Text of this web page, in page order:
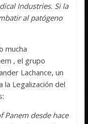
Industries. Si la
al patógeno
mucha
, el grupo
Lachance, un
la Legalización del
Panem desde hace